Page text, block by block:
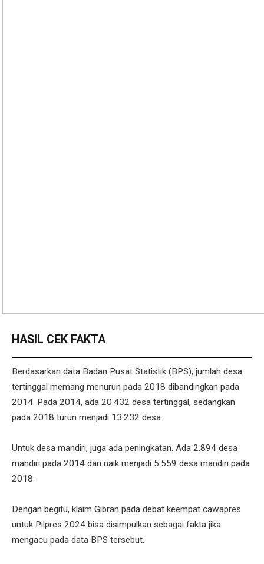
HASIL CEK FAKTA
Berdasarkan data Badan Pusat Statistik (BPS), jumlah desa
tertinggal memang menurun pada 2018 dibandingkan pada
2014. Pada 2014, ada 20.432 desa tertinggal, sedangkan
pada 2018 turun menjadi 13.232 desa.
Untuk desa mandiri, juga ada peningkatan. Ada 2.894 desa
mandiri pada 2014 dan naik menjadi 5.559 desa mandiri pada
2018.
Dengan begitu, klaim Gibran pada debat keempat cawapres
untuk Pilpres 2024 bisa disimpulkan sebagai fakta jika
mengacu pada data BPS tersebut.